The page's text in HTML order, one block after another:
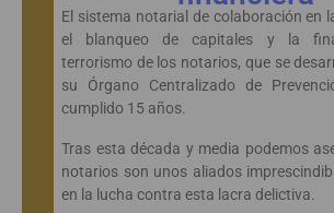
El sistema notarial de colaboración en
el blanqueo de capitales y la
terrorismo de los notarios, que se
su Órgano Centralizado de
cumplido 15 años.
Tras esta década y media podemos
notarios son unos aliados
en la lucha contra esta lacra delictiva.